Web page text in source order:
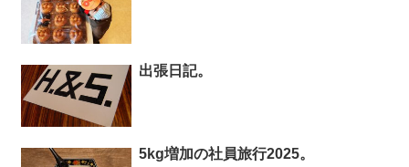
出張日記。
5kg増加の社員旅行2025。